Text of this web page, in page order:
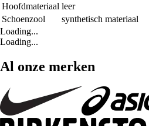
Hoofdmateriaal leer
Schoenzool
synthetisch materiaal
Loading...
Loading...
Al onze merken